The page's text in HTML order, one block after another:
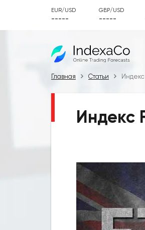
EUR/USD
-----
GBP/USD
-----
Главная Статьи
Индекс